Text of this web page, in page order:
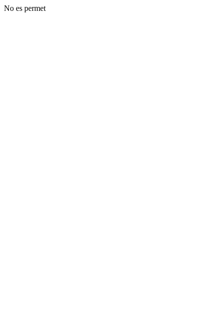
No es permet